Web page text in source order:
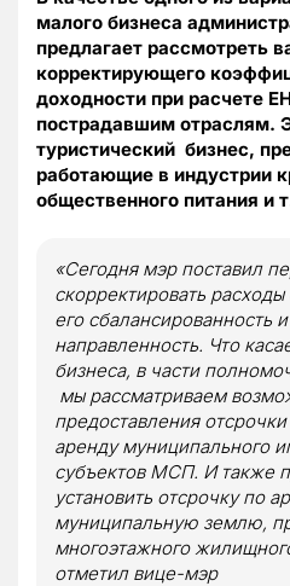
малого бизнеса
предлагает рассмотреть
корректирующего
доходности при расчете
пострадавшим отраслям.
туристический бизнес,
работающие в индустрии
общественного питания и
«Сегодня мэр поставил
скорректировать
его сбалансированность
направленность. Что
бизнеса, в части
мы рассматриваем
предоставления
аренду муниципального
субъектов МСП. И также
установить отсрочку по
муниципальную землю,
многоэтажного
отметил вице-мэр